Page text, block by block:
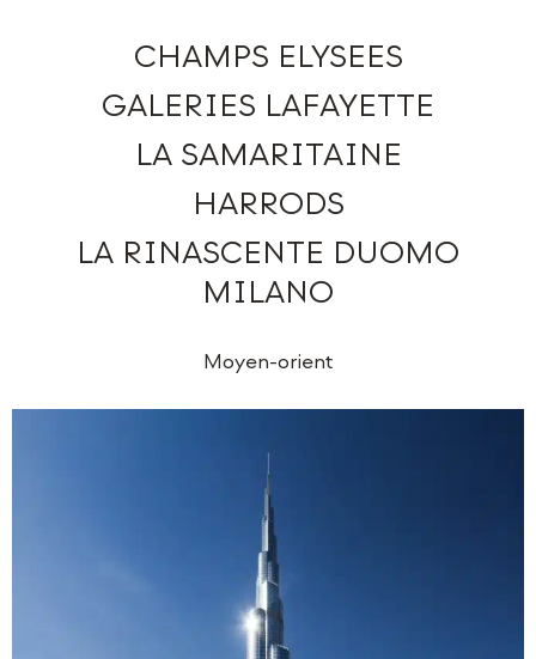
CHAMPS ELYSEES
GALERIES LAFAYETTE
LA SAMARITAINE
HARRODS
LA RINASCENTE DUOMO
MILANO
Moyen-orient